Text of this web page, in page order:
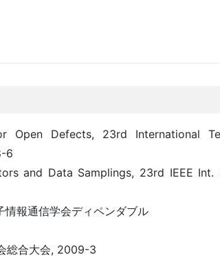
Defects, 23rd International
6
and Data Samplings, 23rd IEEE
報通信学会ディペンダブル
総合大会, 2009-3